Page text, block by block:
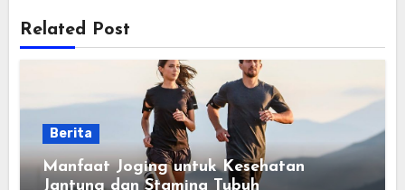
Related Post
Berita
Manfaat Joging untuk Kesehatan
Jantung dan Stamina Tubuh